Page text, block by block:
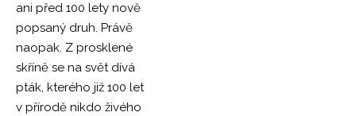
ani před 100 lety nově
popsaný druh. Právě
naopak. Z prosklené
skříně se na svět dívá
pták, kterého již 100 let
v přírodě nikdo živého